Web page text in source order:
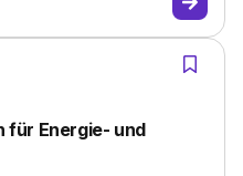
für Energie- und